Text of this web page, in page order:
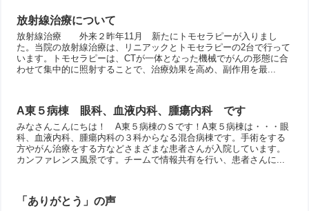
放射線治療について
放射線治療 外来２昨年11月 新たにトモセラピーが入りまし
た。当院の放射線治療は、リニアックとトモセラピーの2台で行って
います。トモセラピーは、CTが一体となった機械でがんの形態に合
わせて集中的に照射することで、治療効果を高め、副作用を最...
A東５病棟 眼科、血液内科、腫瘍内科 です
みなさんこんにちは！ A東５病棟のＳです！A東５病棟は・・・眼
科、血液内科、腫瘍内科の３科からなる混合病棟です。手術をする
方やがん治療をする方などさまざまな患者さんが入院しています。
カンファレンス風景です。チームで情報共有を行い、患者さんに...
「ありがとう」の声